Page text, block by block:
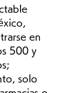
en
500 y
solo